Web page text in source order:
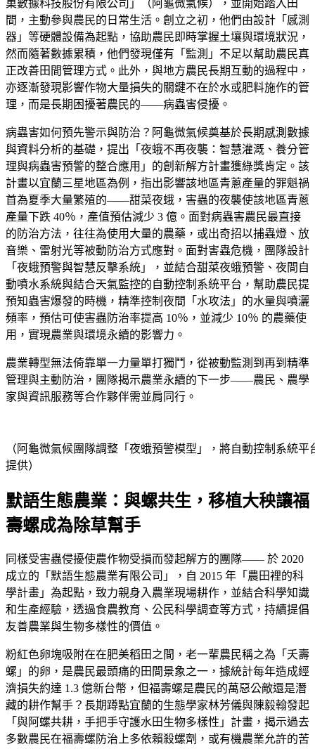
巢數據科技股份有限公司」（阿龜微氣候），並開始踏入田
間，主動參與農民的日常生活。創立之初，他們由設計「感測
器」等硬體設備為起點，協助農民即時掌握土壤與環境狀況，
然而隨著數據累積，他們發現僅有「監測」不足以幫助農民真
正改善田間管理方式。此外，與地方農民長期互動的過程中，
亦逐漸發現影響作物大量損失的關鍵不在於水或肥料施作的管
理，而是長期困擾著農民的——病蟲害侵擾。
病蟲害如何預先警示與防治？阿龜微氣候奠基於長期感測數據
與資料分析的基礎，提出「夜蛾不再夜襲：智慧灌溉、養分管
理與病蟲害預警的整合應用」的創新解方計畫獲綠獎肯定。該
計畫以宜蘭三星地區為例，指出影響該地區青蔥產量的罪魁禍
首為夏季大量繁殖的——甜菜夜蛾，害蟲的夜襲使該地區青蔥
產量下跌 40％，產值預估減少 3 億。面對病蟲害農民最直接
的防治方法，往往為使用大量的農藥，或出奇招以捕蟲燈、放
音樂、雷射光等被動防治方式應對。面對害蟲危機，團隊設計
「夜蛾預警與智慧反擊系統」，並結合甜菜夜蛾預警、夜間自
動噴水系統與結合天氣監控的自動控制系統平台，幫助農民提
預知蟲害爆發的時機，精準控制夜間「水攻法」的水量與噴灑
頻率，預估可使害蟲防治率提高 10％，並減少 10％ 的農藥使
用，實現農業與環境永續的影響力。
農業轉型無法倚靠單一力量單打獨鬥，從被動監測到再到精準
管理與主動防治，團隊揭示農業永續的下一步——農民、農學
家與資訊服務等合作夥伴需並肩同行。
（阿龜微氣候團隊調整「夜蛾預警模型」，將自動控制系統
提供）
默語生態農業：與螺共生，移植大秧讓福
壽螺成為除草幫手
同樣受害蟲侵擾使農作物受損而發起解方的團隊—— 於 2020
成立的「默語生態農業有限公司」，自 2015 年「農田裡的科
學計畫」為起點，致力親身入農業現場耕作，並結合科學知識
和生產經驗，透過食農教育、公民科學調查等方式，持續提倡
友善農業與生物多樣性的價值。
粉紅色卵塊吸附在在肥美稻田之間，老一輩農民稱之為「夭壽
螺」的卵，是農民最頭痛的田間景象之一，據統計每年造成經
濟損失約達 1.3 億新台幣，但福壽螺是農民的萬惡公敵還是潛
藏的耕作幫手？長期蹲點宜蘭的生態學家林芳儀與陳毅翰發起
「與阿螺共耕，手把手守護水田生物多樣性」計畫，揭示過去
多數農民在福壽螺防治上多依賴殺螺劑，或有機農業允許的苦